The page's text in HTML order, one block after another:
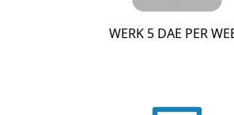
WERK 5 DAE PER